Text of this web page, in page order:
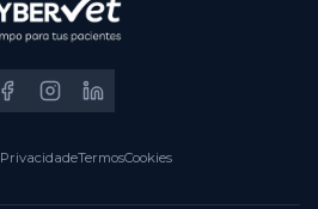
PrivacidadeTermosCookies